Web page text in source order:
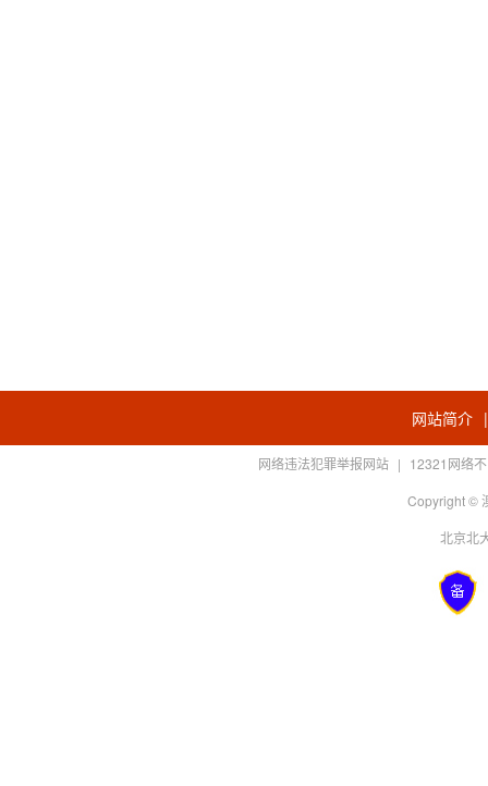
网站简介
网络违法犯罪举报网站 | 12321网络
Copyright ©
北京北